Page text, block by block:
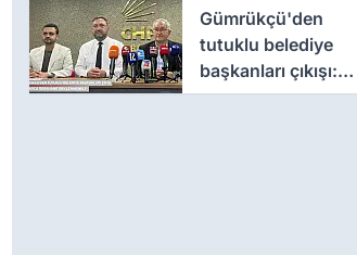
Gümrükçü'den
tutuklu belediye
başkanları çıkışı:
'Yıllarca iddianame